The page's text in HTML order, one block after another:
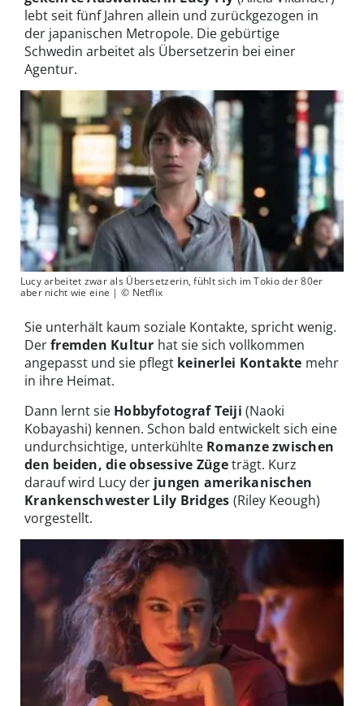
lebt seit fünf Jahren allein und zurückgezogen in
der japanischen Metropole. Die gebürtige
Schwedin arbeitet als Übersetzerin bei einer
Agentur.
Lucy arbeitet zwar als Übersetzerin, fühlt sich im Tokio der 80er
aber nicht wie eine | © Netflix
Sie unterhält kaum soziale Kontakte, spricht wenig.
Derfremden Kultur hat sie sich vollkommen
angepasst und sie pflegt keinerlei Kontakte mehr
in ihre Heimat.
Dann lernt sie Hobbyfotograf Teiji (Naoki
Kobayashi) kennen. Schon bald entwickelt sich eine
undurchsichtige, unterkühlte Romanze zwischen
den beiden, die obsessive Zügeträgt. Kurz
darauf wird Lucy der jungen amerikanischen
Krankenschwester Lily Bridges (Riley Keough)
vorgestellt.